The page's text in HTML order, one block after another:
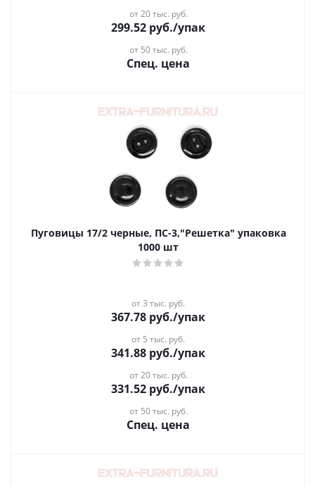
от 20 тыс. руб.
299.52 руб./упак
от 50 тыс. руб.
Спец. цена
Пуговицы 17/2 черные, ПС-3,"Решетка" упаковка
1000 шт
от 3 тыс. руб.
367.78 руб./упак
от 5 тыс. руб.
341.88 руб./упак
от 20 тыс. руб.
331.52 руб./упак
от 50 тыс. руб.
Спец. цена